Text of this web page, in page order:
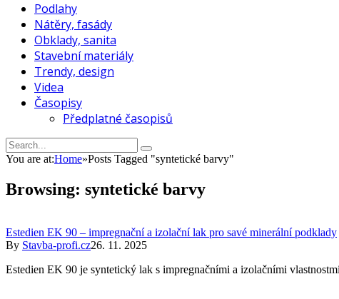
Podlahy
Nátěry, fasády
Obklady, sanita
Stavební materiály
Trendy, design
Videa
Časopisy
Předplatné časopisů
You are at:Home»Posts Tagged "syntetické barvy"
Browsing: syntetické barvy
Estedien EK 90 – impregnační a izolační lak pro savé minerální podklady
By Stavba-profi.cz26. 11. 2025
Estedien EK 90 je syntetický lak s impregnačními a izolačními